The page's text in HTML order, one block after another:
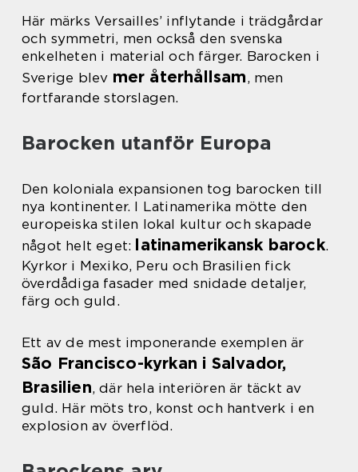
Här märks Versailles’ inflytande i trädgårdar
och symmetri, men också den svenska
enkelheten i material och färger. Barocken i
Sverige blev mer återhållsam, men
fortfarande storslagen.
Barocken utanför Europa
Den koloniala expansionen tog barocken till
nya kontinenter. I Latinamerika mötte den
europeiska stilen lokal kultur och skapade
något helt eget: latinamerikansk barock.
Kyrkor i Mexiko, Peru och Brasilien fick
överdådiga fasader med snidade detaljer,
färg och guld.
Ett av de mest imponerande exemplen är
São Francisco-kyrkan i Salvador,
Brasilien, där hela interiören är täckt av
guld. Här möts tro, konst och hantverk i en
explosion av överflöd.